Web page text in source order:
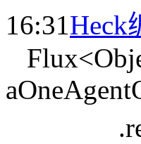
16:31Heck